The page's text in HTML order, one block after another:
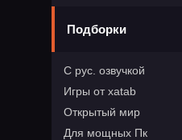
Подборки
С рус. озвучкой
Игры от xatab
Открытый мир
Для мощных Пк